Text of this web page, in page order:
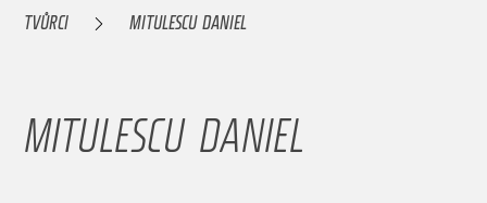
TVŮRCI MITULESCU DANIEL
MITULESCU DANIEL